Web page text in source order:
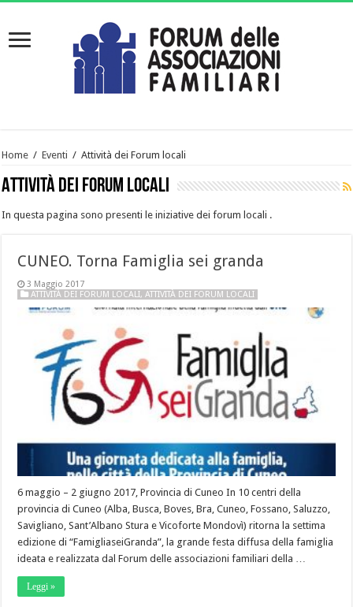
Home / Eventi / Attività dei Forum locali
Attività dei Forum locali
In questa pagina sono presenti le iniziative dei forum locali .
CUNEO. Torna Famiglia sei granda
3 Maggio 2017
ATTIVITÀ DEI FORUM LOCALI,ATTIVITÀ DEI FORUM LOCALI
6 maggio – 2 giugno 2017, Provincia di Cuneo In 10 centri della
provincia di Cuneo (Alba, Busca, Boves, Bra, Cuneo, Fossano, Saluzzo,
Savigliano, Sant’Albano Stura e Vicoforte Mondovì) ritorna la settima
edizione di “FamigliaseiGranda”, la grande festa diffusa della famiglia
ideata e realizzata dal Forum delle associazioni familiari della …
Leggi »